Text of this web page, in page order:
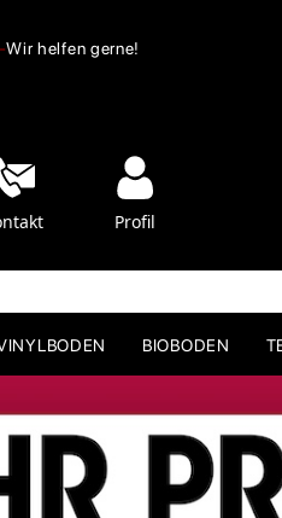
-Wir helfen gerne!
Profil
BIOBODEN